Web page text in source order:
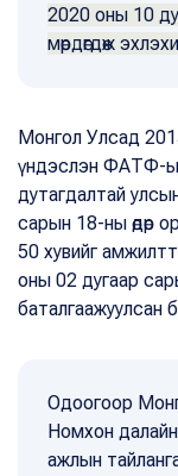
2020 оны 10
мөрдөгдөж
Монгол Улсад
үндэслэн ФАТФ-ын
дутагдалтай
сарын 18-ны өдөр
50 хувийг
оны 02 дугаар
баталгаажуулсан
Одоогоор
Номхон
ажлын